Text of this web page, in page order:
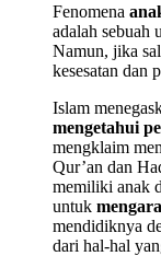
Fenomena
adalah sebuah
Namun, jika
kesesatan dan
Islam
mengetahui
mengklaim
Qur’an dan
memiliki anak
untuk
mendidiknya
dari hal-hal